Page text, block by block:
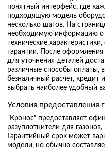
понятный интерфейс, где
подходящую модель
несколько шагов. На
необходимую информацию о
технические
гарантии. После
для уточнения деталей
различные способы оплаты,
безналичный расчет, кредит
выбрать наиболее удобный
Условия предоставления
"Кронос" предоставляет
разуплотнители для
Гарантийный срок может
модели, но обычно